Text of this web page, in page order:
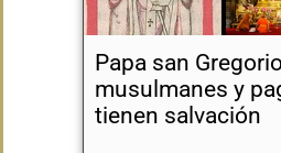
Papa san
musulmanes y
tienen salvación